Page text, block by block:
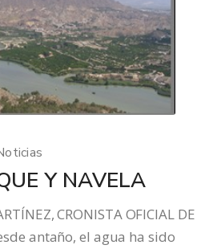
Y NAVELA
CRONISTA OFICIAL DE
antaño, el agua ha sido